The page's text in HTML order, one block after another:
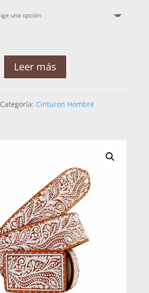
Leer más
Categoría: Cinturon Hombre